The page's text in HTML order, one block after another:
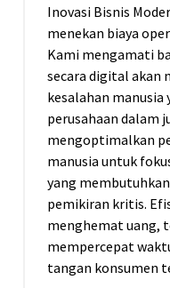
Inovasi Bisnis
menekan biaya
Kami mengamati
secara digital akan
kesalahan
perusahaan dalam
mengoptimalkan
manusia untuk
yang
pemikiran kritis.
menghemat uang,
mempercepat
tangan konsumen